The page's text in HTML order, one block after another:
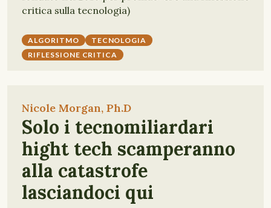
critica sulla tecnologia)
ALGORITMO
TECNOLOGIA
RIFLESSIONE CRITICA
Nicole Morgan, Ph.D
Solo i tecnomiliardari
hight tech scamperanno
alla catastrofe
lasciandoci qui